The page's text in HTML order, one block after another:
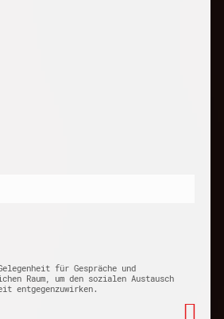
für Gespräche und
Raum, um den sozialen Austausch
entgegenzuwirken.